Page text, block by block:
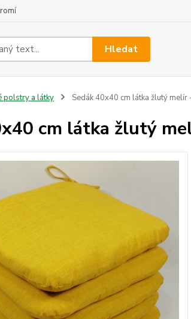
Hledat
polstry a látky Sedák 40x40 cm látka žlutý melír
cm látka žlutý